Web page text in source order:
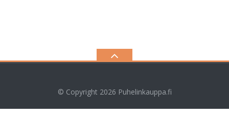
© Copyright 2026 Puhelinkauppa.fi